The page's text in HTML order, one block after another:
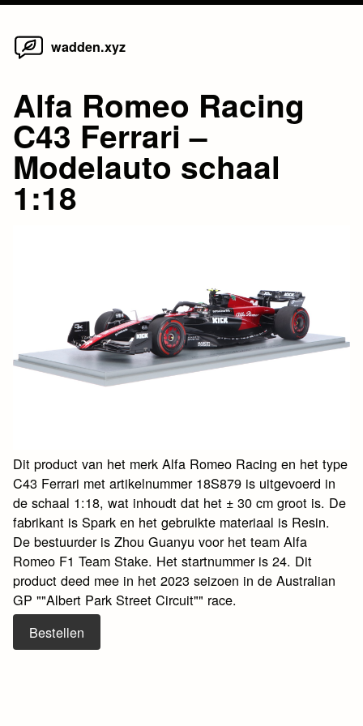
Skip
wadden.xyz
Alfa Romeo Racing
C43 Ferrari –
Modelauto schaal
1:18
Dit product van het merk Alfa Romeo Racing en het type
C43 Ferrari met artikelnummer 18S879 is uitgevoerd in
de schaal 1:18, wat inhoudt dat het ± 30 cm groot is. De
fabrikant is Spark en het gebruikte materiaal is Resin.
De bestuurder is Zhou Guanyu voor het team Alfa
Romeo F1 Team Stake. Het startnummer is 24. Dit
product deed mee in het 2023 seizoen in de Australian
GP ""Albert Park Street Circuit"" race.
Bestellen